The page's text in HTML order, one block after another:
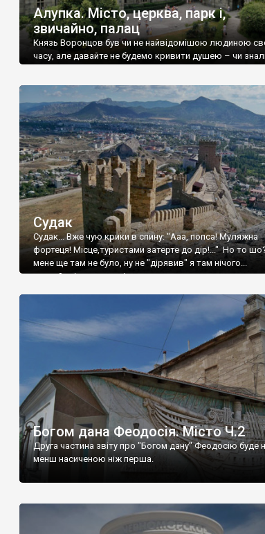
Алупка. Місто, церква, парк і,
звичайно, палац
Князь Воронцов був чи не найвідомішою людиною
часу, але давайте не будемо кривити душею – чи
Судак
Судак... Вже чую крики в спину: "Ааа, попса! Муляжна
фортеця! Місце,туристами затерте до дір!..." Но то
мене ще там не було, ну не "дірявив" я там нічого...
принаймні до цього літа.
Богом дана Феодосія. Місто Ч.2
Друга частина звіту про "Богом дану" Феодосію буде
менш насиченою ніж перша.